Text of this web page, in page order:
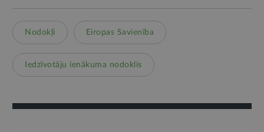
Nodokļi Eiropas Savienība
Iedzīvotāju ienākuma nodoklis